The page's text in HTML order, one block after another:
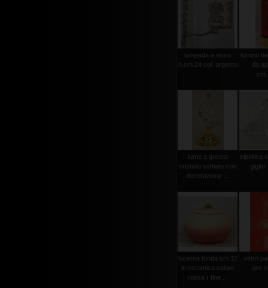
lampada a muro
h.cm.24 col. argento
lumino
da
lume a goccia
cristallo soffiato con
decorazione ...
cipollina
gigler
lucerna tonda cm.12
in ceramica colore
rossa ( fine ...
vetro
per